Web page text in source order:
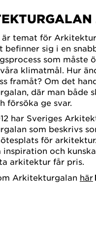
är temat för
befinner sig i en
som måste
klimatmål. Hur
framåt? Om det
där man både
försöka ge svar.
har Sveriges
som beskrivs
för
inspiration och
arkitektur får pris.
Arkitekturgalan här